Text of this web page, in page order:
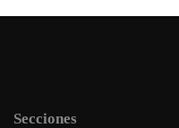
Secciones